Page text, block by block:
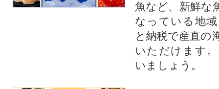
魚など、新鮮な
なっている地
と納税で産直の
いただけます
いましょう。